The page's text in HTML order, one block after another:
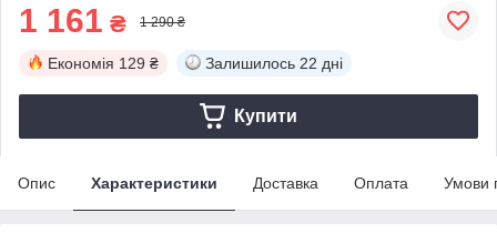
1 161 ₴ 1 290 ₴
Економія 129 ₴ Залишилось 22 дні
Купити
Опис Характеристики Доставка Оплата Умови